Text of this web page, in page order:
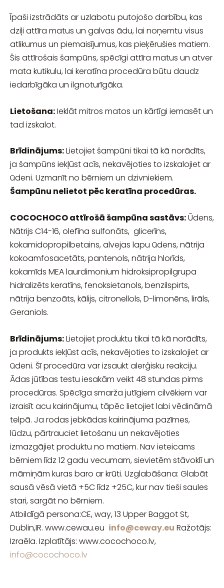
Īpaši izstrādāts ar uzlabotu putojošo darbību, kas
dziļi attīra matus un galvas ādu, lai noņemtu visus
atlikumus un piemaisījumus, kas pieķērušies matiem.
Šis attīrošais šampūns, spēcīgi attīra matus un atver
mata kutikulu, lai keratīna procedūra būtu daudz
iedarbīgāka un ilgnoturīgāka.
Lietošana:Ieklāt mitros matos un kārtīgi iemasēt un
tad izskalot.
Brīdinājums:Lietojiet šampūni tikai tā kā norādīts,
ja šampūns iekļūst acīs, nekavējoties to izskalojiet ar
ūdeni. Uzmanīt no bērniem un dzivniekiem.
Šampūnu nelietot pēc keratīna procedūras.
COCOCHOCO attīrošā šampūna sastāvs:Ūdens,
Nātrijs C14-16, olefīna sulfonāts, glicerīns,
kokamidopropilbetains, alvejas lapu ūdens, nātrija
kokoamfosacetāts, pantenols, nātrija hlorīds,
kokamīds MEA laurdimonium hidroksipropilgrupa
hidralizēts keratīns, fenoksietanols, benzilspirts,
nātrija benzoāts, kālijs, citronellols, D-limonēns, lirāls,
Geraniols.
Brīdinājums:Lietojiet produktu tikai tā kā norādīts,
ja produkts iekļūst acīs, nekavējoties to izskalojiet ar
ūdeni. Šī procedūra var izsaukt alerģisku reakciju.
Ādas jūtības testu iesakām veikt 48 stundas pirms
procedūras. Spēcīga smarža jutīgiem cilvēkiem var
izraisīt acu kairinājumu, tāpēc lietojiet labi vēdināmā
telpā. Ja rodas jebkādas kairinājuma pazīmes,
lūdzu, pārtrauciet lietošanu un nekavējoties
izmazgājiet produktu no matiem. Nav ieteicams
bērniem līdz 12 gadu vecumam, sievietēm stāvoklī un
māmiņām kuras baro ar krūti. Uzglabāšana: Glabāt
sausā vēsā vietā +5C līdz +25C, kur nav tieši saules
stari, sargāt no bērniem.
Atbildīgā persona:CE, way, 13 Upper Baggot St,
Dublin,IR. www.cewau.eu info@ceway.eu Ražotājs:
Izraēla. Izplatītājs: www.cocochoco.lv,
info@cocochoco.lv